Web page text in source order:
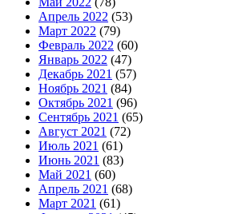
Апрель 2022 (53)
Март 2022 (79)
Февраль 2022 (60)
Январь 2022 (47)
Декабрь 2021 (57)
Ноябрь 2021 (84)
Октябрь 2021 (96)
Сентябрь 2021 (65)
Август 2021 (72)
Июль 2021 (61)
Июнь 2021 (83)
Май 2021 (60)
Апрель 2021 (68)
Март 2021 (61)